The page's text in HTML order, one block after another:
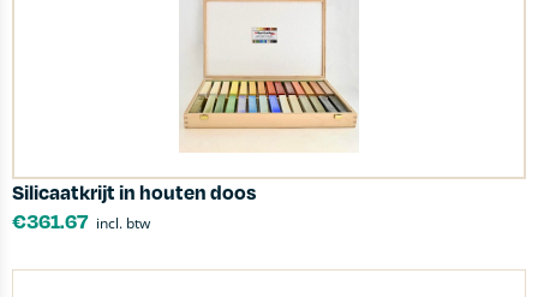
Silicaatkrijt in houten doos
€361.67 incl. btw